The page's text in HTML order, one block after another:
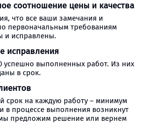
соотношение цены и качества
что все ваши замечания и
первоначальным требованиям
и исправлены.
исправления
успешно выполненных работ. Из них
в срок.
срок на каждую работу – минимум
в процессе выполнения возникнут
предложим решение или вернем